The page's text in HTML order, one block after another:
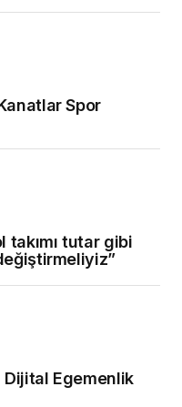
Spor
takımı tutar gibi
Dijital Egemenlik